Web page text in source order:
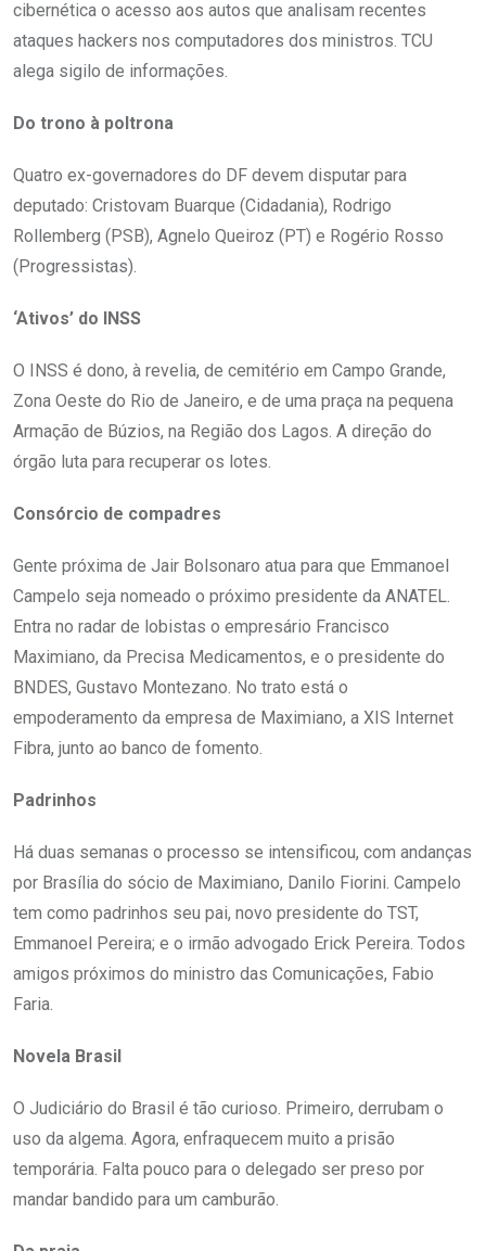
cibernética o acesso aos autos que analisam recentes
ataques hackers nos computadores dos ministros. TCU
alega sigilo de informações.
Do trono à poltrona
Quatro ex-governadores do DF devem disputar para
deputado: Cristovam Buarque (Cidadania), Rodrigo
Rollemberg (PSB), Agnelo Queiroz (PT) e Rogério Rosso
(Progressistas).
‘Ativos’ do INSS
O INSS é dono, à revelia, de cemitério em Campo Grande,
Zona Oeste do Rio de Janeiro, e de uma praça na pequena
Armação de Búzios, na Região dos Lagos. A direção do
órgão luta para recuperar os lotes.
Consórcio de compadres
Gente próxima de Jair Bolsonaro atua para que Emmanoel
Campelo seja nomeado o próximo presidente da ANATEL.
Entra no radar de lobistas o empresário Francisco
Maximiano, da Precisa Medicamentos, e o presidente do
BNDES, Gustavo Montezano. No trato está o
empoderamento da empresa de Maximiano, a XIS Internet
Fibra, junto ao banco de fomento.
Padrinhos
Há duas semanas o processo se intensificou, com andanças
por Brasília do sócio de Maximiano, Danilo Fiorini. Campelo
tem como padrinhos seu pai, novo presidente do TST,
Emmanoel Pereira; e o irmão advogado Erick Pereira. Todos
amigos próximos do ministro das Comunicações, Fabio
Faria.
Novela Brasil
O Judiciário do Brasil é tão curioso. Primeiro, derrubam o
uso da algema. Agora, enfraquecem muito a prisão
temporária. Falta pouco para o delegado ser preso por
mandar bandido para um camburão.